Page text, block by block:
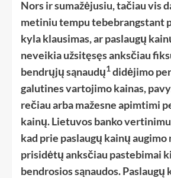
Nors ir sumažėjusiu, tačiau vis
metiniu tempu tebebrangstant
kyla klausimas, ar paslaugų
neveikia užsitęsęs anksčiau
bendrųjų sąnaudų1didėjimo
galutines vartojimo kainas,
rečiau arba mažesne apimtimi
kainų. Lietuvos banko
kad prie paslaugų kainų
prisidėtų anksčiau pastebimai
bendrosios sąnaudos. Paslaugų